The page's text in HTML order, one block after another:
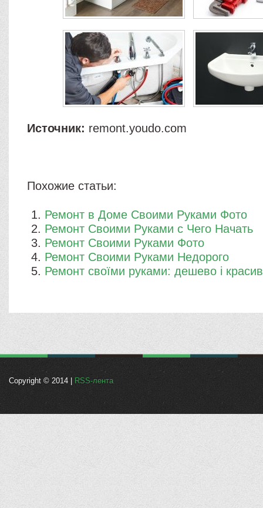
Источник: remont.youdo.com
Похожие статьи:
Ремонт в Доме Своими Руками Фото
Ремонт Своими Руками с Чего Начать
Ремонт Своими Руками Фото
Ремонт Своими Руками Недорого
Ремонт своїми руками: дешево і
Copyright © 2014 | RSS-лента